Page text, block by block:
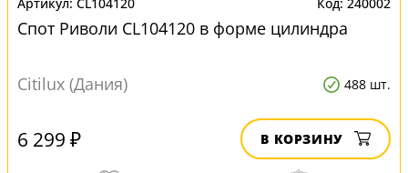
Спот Риволи CL104120 в форме цилиндра
Citilux (Дания) 488 шт.
6 299 ₽ В КОРЗИНУ